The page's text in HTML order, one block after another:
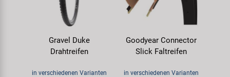
Gravel Duke
Drahtreifen
in verschiedenen Varianten
Goodyear Connector
Slick Faltreifen
in verschiedenen Varianten